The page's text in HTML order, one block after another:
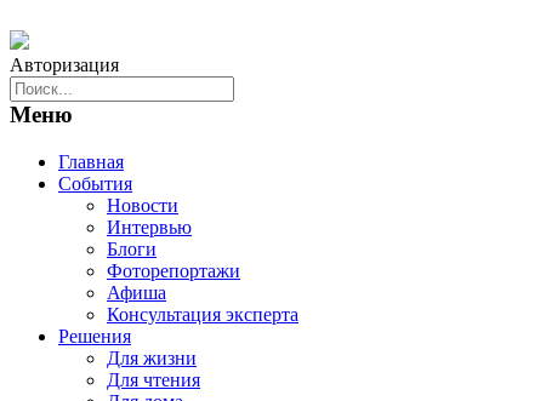
Авторизация
Меню
Главная
События
Новости
Интервью
Блоги
Фоторепортажи
Афиша
Консультация эксперта
Решения
Для жизни
Для чтения